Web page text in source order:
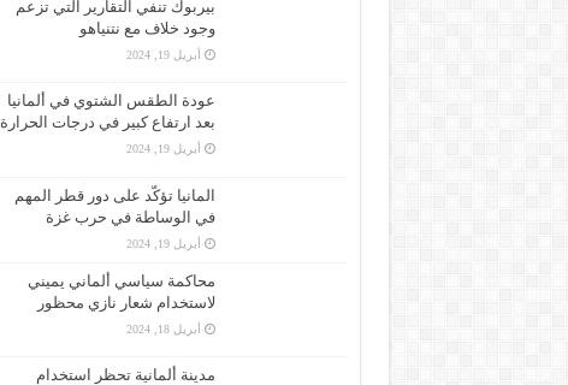
بيربوك تنفي التقارير التي تزعم
وجود خلاف مع نتنياهو
أبريل 19, 2024
عودة الطقس الشتوي في ألمانيا
بعد ارتفاع كبير في درجات الحرارة
أبريل 19, 2024
المانيا تؤكّد على دور قطر المهم
في الوساطة في حرب غزة
أبريل 19, 2024
محاكمة سياسي ألماني يميني
لاستخدام شعار نازي محظور
أبريل 18, 2024
مدينة ألمانية تحظر استخدام